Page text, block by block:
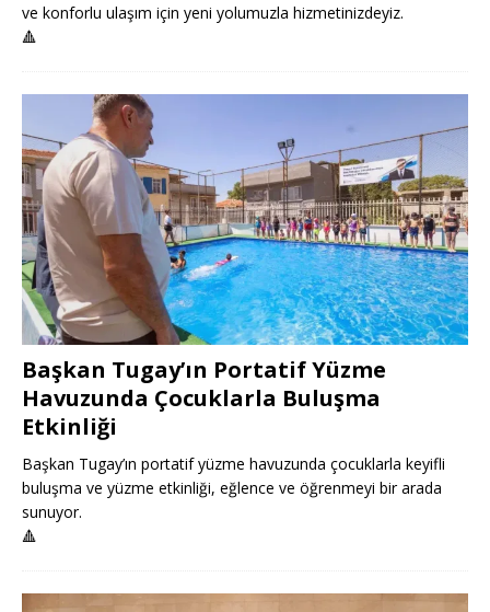
ve konforlu ulaşım için yeni yolumuzla hizmetinizdeyiz.
🔺
Başkan Tugay’ın Portatif Yüzme
Havuzunda Çocuklarla Buluşma
Etkinliği
Başkan Tugay’ın portatif yüzme havuzunda çocuklarla keyifli
buluşma ve yüzme etkinliği, eğlence ve öğrenmeyi bir arada
sunuyor.
🔺